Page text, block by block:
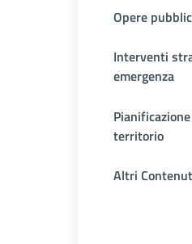
Opere
Interventi
emergenza
territorio
Altri